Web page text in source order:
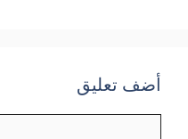
أضف تعليق